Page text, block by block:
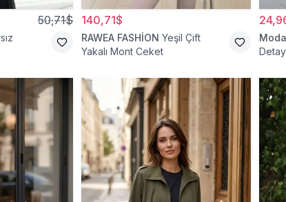
50,71$ 140,71$
RAWEA FASHİON Yeşil Çift
Yakalı Mont Ceket